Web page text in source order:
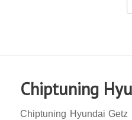
Chiptuning
Chiptuning Hyundai